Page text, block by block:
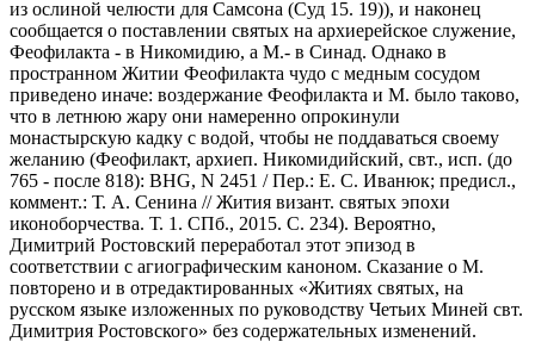
из ослиной челюсти для Самсона (Суд 15. 19)), и наконец
сообщается о поставлении святых на архиерейское служение,
Феофилакта - в Никомидию, а М.- в Синад. Однако в
пространном Житии Феофилакта чудо с медным сосудом
приведено иначе: воздержание Феофилакта и М. было таково,
что в летнюю жару они намеренно опрокинули
монастырскую кадку с водой, чтобы не поддаваться своему
желанию (Феофилакт, архиеп. Никомидийский, свт., исп. (до
765 - после 818): BHG, N 2451 / Пер.: Е. С. Иванюк; предисл.,
коммент.: Т. А. Сенина // Жития визант. святых эпохи
иконоборчества. Т. 1. СПб., 2015. С. 234). Вероятно,
Димитрий Ростовский переработал этот эпизод в
соответствии с агиографическим каноном. Сказание о М.
повторено и в отредактированных «Житиях святых, на
русском языке изложенных по руководству Четьих Миней свт.
Димитрия Ростовского» без содержательных изменений.